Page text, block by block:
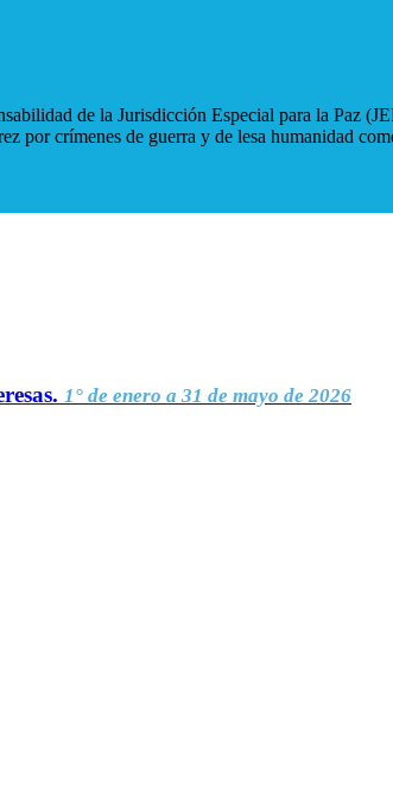
de la Jurisdicción Especial para la Paz
crímenes de guerra y de lesa humanidad
1° de enero a 31 de mayo de 2026